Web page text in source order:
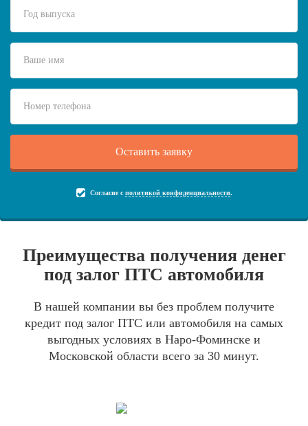
Согласие с политикой конфиденциальности.
Преимущества получения денег
под залог ПТС автомобиля
В нашей компании вы без проблем получите
кредит под залог ПТС или автомобиля на самых
выгодных условиях в Наро-Фоминске и
Московской области всего за 30 минут.